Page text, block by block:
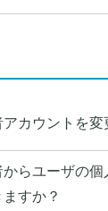
カウントを変
らユーザの
すか？